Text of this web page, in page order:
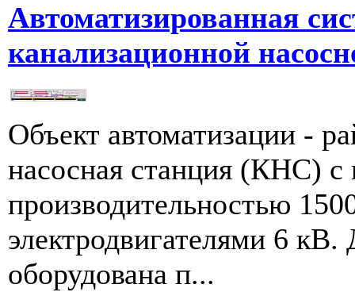
Автоматизированная
канализационной
Объект автоматизации -
насосная станция (КНС) c
производительностью
электродвигателями 6
оборудована п...